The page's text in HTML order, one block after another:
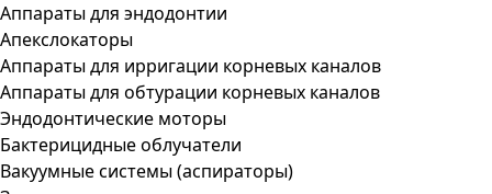
Аппараты для эндодонтии
Апекслокаторы
Аппараты для ирригации корневых каналов
Аппараты для обтурации корневых каналов
Эндодонтические моторы
Бактерицидные облучатели
Вакуумные системы (аспираторы)